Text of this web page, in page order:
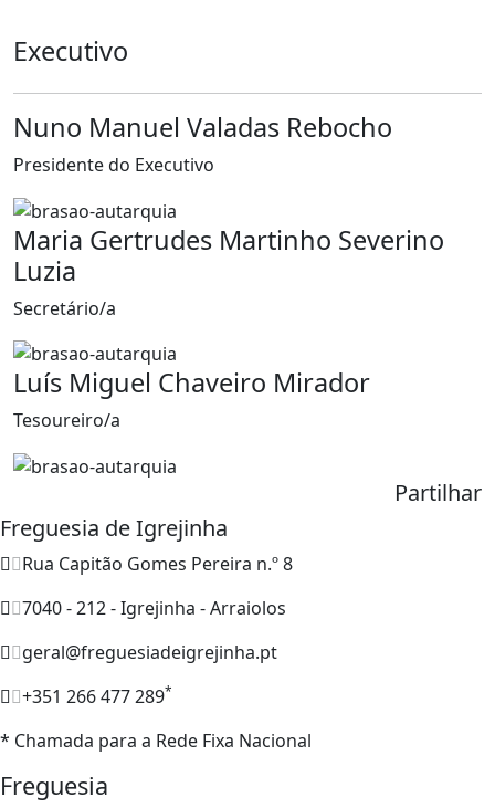
Executivo
Nuno Manuel Valadas Rebocho
Presidente do Executivo
Maria Gertrudes Martinho Severino
Luzia
Secretário/a
Luís Miguel Chaveiro Mirador
Tesoureiro/a
Partilhar
Freguesia de Igrejinha
Rua Capitão Gomes Pereira n.º 8
7040 - 212 - Igrejinha - Arraiolos
geral@freguesiadeigrejinha.pt
+351 266 477 289*
* Chamada para a Rede Fixa Nacional
Freguesia